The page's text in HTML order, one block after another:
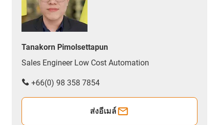
Tanakorn Pimolsettapun
Sales Engineer Low Cost Automation
+66(0) 98 358 7854
ส่งอีเมล์